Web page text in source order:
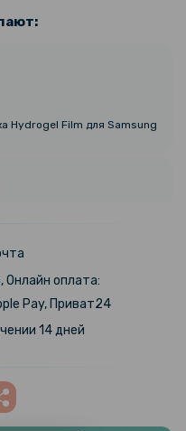
Hydrogel Film для Samsung
Edge для Xiaomi Mi 11 Ultra
Онлайн оплата:
Pay, Приват24
14 дней